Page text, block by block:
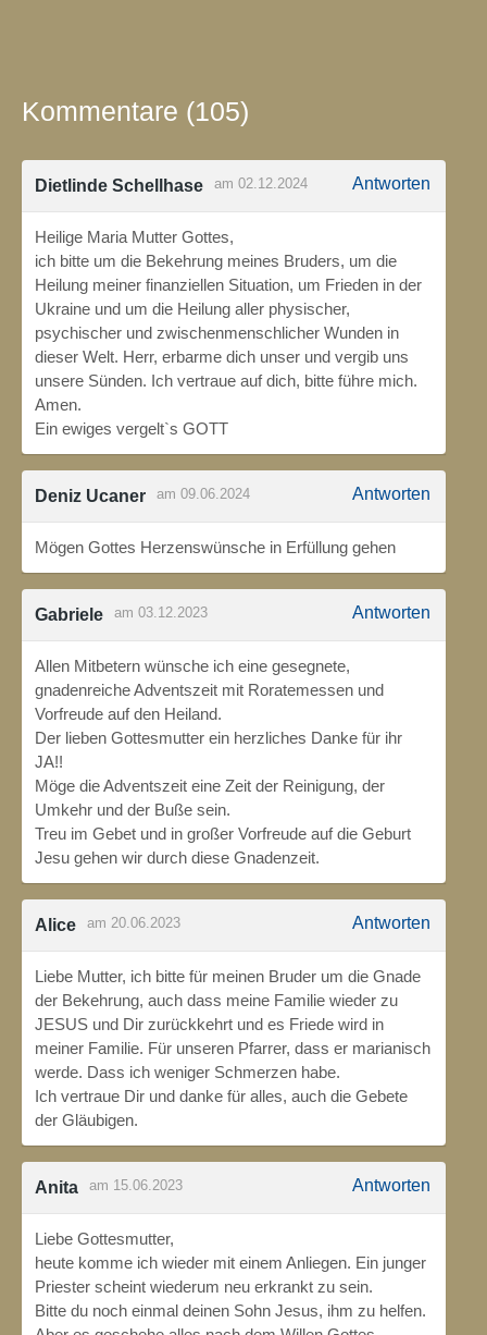
Kommentare (105)
Dietlinde Schellhase am 02.12.2024 Antworten
Heilige Maria Mutter Gottes,
ich bitte um die Bekehrung meines Bruders, um die
Heilung meiner finanziellen Situation, um Frieden in der
Ukraine und um die Heilung aller physischer,
psychischer und zwischenmenschlicher Wunden in
dieser Welt. Herr, erbarme dich unser und vergib uns
unsere Sünden. Ich vertraue auf dich, bitte führe mich.
Amen.
Ein ewiges vergelt`s GOTT
Deniz Ucaner am 09.06.2024 Antworten
Mögen Gottes Herzenswünsche in Erfüllung gehen
Gabriele am 03.12.2023 Antworten
Allen Mitbetern wünsche ich eine gesegnete,
gnadenreiche Adventszeit mit Roratemessen und
Vorfreude auf den Heiland.
Der lieben Gottesmutter ein herzliches Danke für ihr
JA!!
Möge die Adventszeit eine Zeit der Reinigung, der
Umkehr und der Buße sein.
Treu im Gebet und in großer Vorfreude auf die Geburt
Jesu gehen wir durch diese Gnadenzeit.
Alice am 20.06.2023 Antworten
Liebe Mutter, ich bitte für meinen Bruder um die Gnade
der Bekehrung, auch dass meine Familie wieder zu
JESUS und Dir zurückkehrt und es Friede wird in
meiner Familie. Für unseren Pfarrer, dass er marianisch
werde. Dass ich weniger Schmerzen habe.
Ich vertraue Dir und danke für alles, auch die Gebete
der Gläubigen.
Anita am 15.06.2023 Antworten
Liebe Gottesmutter,
heute komme ich wieder mit einem Anliegen. Ein junger
Priester scheint wiederum neu erkrankt zu sein.
Bitte du noch einmal deinen Sohn Jesus, ihm zu helfen.